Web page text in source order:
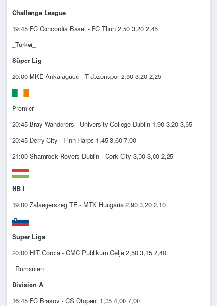
Challenge League
19:45 FC Concordia Basel - FC Thun 2,50 3,20 2,45
_Türkei_
Süper Lig
20:00 MKE Ankaragücü - Trabzonspor 2,90 3,20 2,25
Premier
20:45 Bray Wanderers - University College Dublin 1,90 3,20 3,65
20:45 Derry City - Finn Harps 1,45 3,60 7,00
21:00 Shamrock Rovers Dublin - Cork City 3,00 3,00 2,25
NB I
19:00 Zalaegerszeg TE - MTK Hungaria 2,90 3,20 2,10
Super Liga
20:00 HIT Gorcia - CMC Publikum Celje 2,50 3,15 2,40
_Rumänien_
Division A
16:45 FC Brasov - CS Otopeni 1,35 4,00 7,00